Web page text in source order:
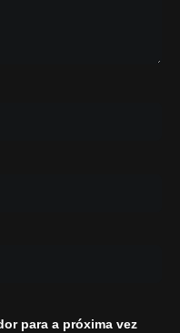
para a próxima vez